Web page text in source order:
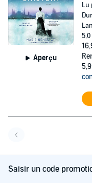
Aperçu
Lu
5,0
Saisir un code